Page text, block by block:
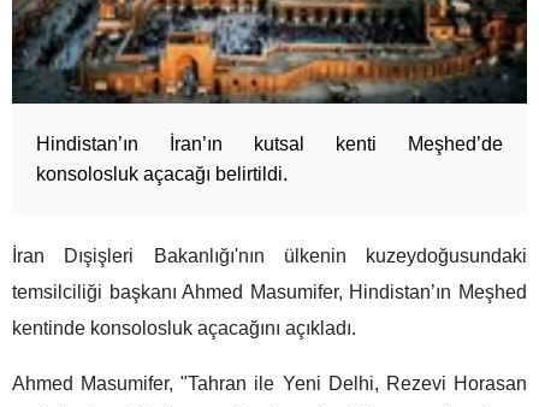
Hindistan’ın İran’ın kutsal kenti Meşhed’de
konsolosluk açacağı belirtildi.
İran Dışişleri Bakanlığı'nın ülkenin kuzeydoğusundaki
temsilciliği başkanı Ahmed Masumifer, Hindistan’ın Meşhed
kentinde konsolosluk açacağını açıkladı.
Ahmed Masumifer, "Tahran ile Yeni Delhi, Rezevi Horasan